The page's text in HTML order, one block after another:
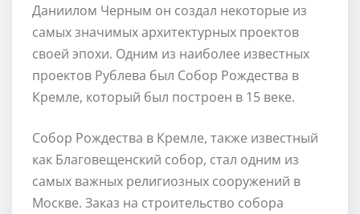
Даниилом Черным он создал некоторые из
самых значимых архитектурных проектов
своей эпохи. Одним из наиболее известных
проектов Рублева был Собор Рождества в
Кремле, который был построен в 15 веке.
Собор Рождества в Кремле, также известный
как Благовещенский собор, стал одним из
самых важных религиозных сооружений в
Москве. Заказ на строительство собора